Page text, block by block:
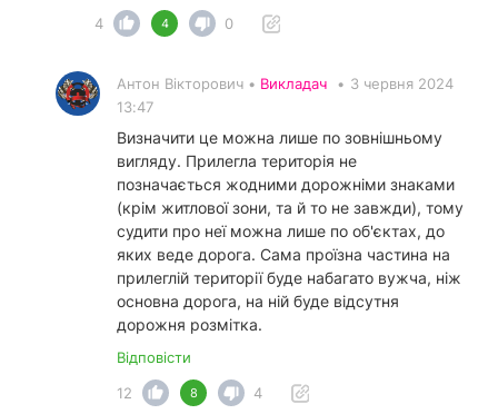
4
4 0
Антон Вікторович • Викладач • 3 червня 2024
13:47
Визначити це можна лише по зовнішньому
вигляду. Прилегла територія не
позначається жодними дорожніми знаками
(крім житлової зони, та й то не завжди), тому
судити про неї можна лише по об'єктах, до
яких веде дорога. Сама проїзна частина на
прилеглій території буде набагато вужча, ніж
основна дорога, на ній буде відсутня
дорожня розмітка.
Відповісти
12
8 4